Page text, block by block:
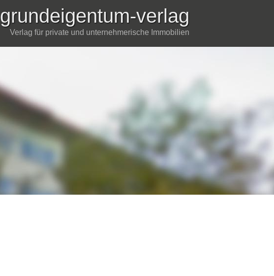
grundeigentum-verlag
Verlag für private und unternehmerische Immobilien